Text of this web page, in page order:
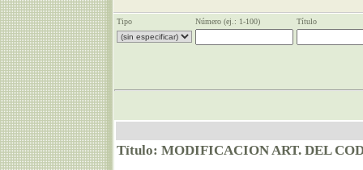
Tipo Número (ej.: 1-100) Título
Título: MODIFICACION ART. DEL